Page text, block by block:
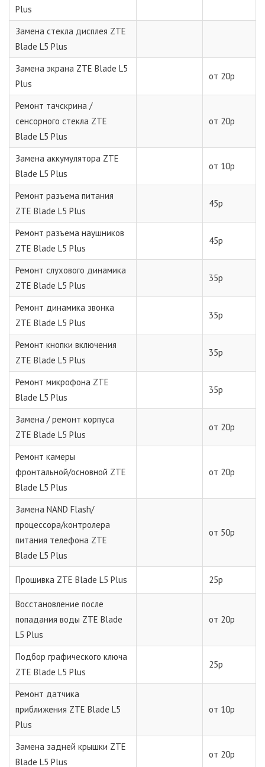
Plus
Замена стекла дисплея ZTE
Blade L5 Plus
Замена экрана ZTE Blade L5
Plus
от 20р
Ремонт тачскрина /
сенсорного стекла ZTE
Blade L5 Plus
от 20р
Замена аккумулятора ZTE
Blade L5 Plus
от 10р
Ремонт разъема питания
ZTE Blade L5 Plus
45р
Ремонт разъема наушников
ZTE Blade L5 Plus
45р
Ремонт слухового динамика
ZTE Blade L5 Plus
35р
Ремонт динамика звонка
ZTE Blade L5 Plus
35р
Ремонт кнопки включения
ZTE Blade L5 Plus
35р
Ремонт микрофона ZTE
Blade L5 Plus
35р
Замена / ремонт корпуса
ZTE Blade L5 Plus
от 20р
Ремонт камеры
фронтальной/основной ZTE
Blade L5 Plus
от 20р
Замена NAND Flash/
процессора/контролера
питания телефона ZTE
Blade L5 Plus
от 50р
Прошивка ZTE Blade L5 Plus 25р
Восстановление после
попадания воды ZTE Blade
L5 Plus
от 20р
Подбор графического ключа
ZTE Blade L5 Plus
25р
Ремонт датчика
приближения ZTE Blade L5
Plus
от 10р
Замена задней крышки ZTE
Blade L5 Plus
от 20р